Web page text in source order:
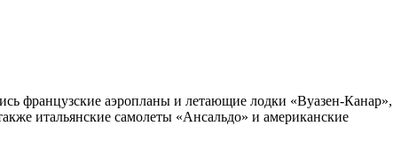
французские аэропланы и летающие лодки «Вуазен-Канар»,
итальянские самолеты «Ансальдо» и американские